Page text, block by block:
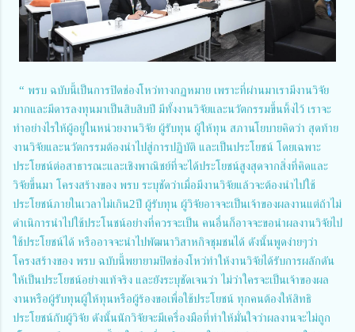
“ พรบ ฉบับนี้เป็นการปิดช่องโหว่ทางกฏหมาย เพราะที่ผ่านมาเรามีงานวิจัย
มากและมีดารลงทุนมาเป็นสิบสิบปี มีทั้งงานวิจัยและนวัตกรรมขึ้นหิ้งไว้ เราจะ
ทำอย่างไรให้ผู้อยู่ในหน่วยงานวิจัย ผู้รับทุน ผู้ให้ทุน สภานโยบายคิดว่า สุดท้าย
งานวิจัยและนวัตกรรมต้องนำไปสู่การปฏิบัติ และเป็นประโยชน์ โดยเฉพาะ
ประโยชน์ต่อสาธารณะและเชิงพาณิชย์ที่จะได้ประโยชน์สูงสุดจากสิ่งที่คิดและ
วิจัยขึ้นมา โครงสร้างของ พรบ ระบุชัดว่าเมื่อมีงานวิจัยแล้วจะต้องนำไปใช้
ประโยชน์ภายในเวลาไม่เกิน2ปี ผู้รับทุน ผู้วิจัยอาจจะเป็นเจ้าของผลงานแต่ถ้าไม่
ดำเนิการนำไปใช้ประโนชน์อย่างที่ควรจะเป็น คนอื่นก็อาจจะขอนำผลงานวิจัยไป
ใช้ประโยชน์ได้ หรืออาจจะนำไปพัฒนาวิสาหกิจชุมชนได้ ดังนั้นพูดง่ายๆว่า
โครงสร้างของ พรบ ฉบับนี้พยายามปิดช่องโหว่ทำให้งานวิจัยได้รับการผลักดัน
ให้เป็นประโยชน์อย่างแท้จริง และยังระบุชัดเจนว่า ไม่ว่าใครจะเป็นเจ้าของผล
งานหรือผู้รับทุนผู้ให้ทุนหรือผู้ร้องขอเพื่อใช้ประโยชน์ ทุกคนต้องให้สิทธิ
ประโยชน์กับผู้วิจัย ดังนั้นนักวิจัยจะมีเครื่องมือที่ทำให้มั่นใจว่าผลงานจะไม่ถูก